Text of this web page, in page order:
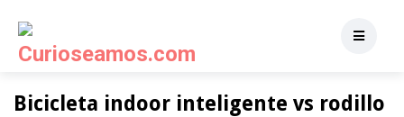
Bicicleta indoor inteligente vs rodillo